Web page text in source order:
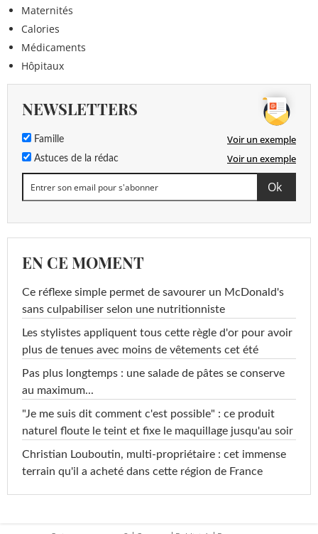
Maternités
Calories
Médicaments
Hôpitaux
NEWSLETTERS
Famille Voir un exemple
Astuces de la rédac Voir un exemple
EN CE MOMENT
Ce réflexe simple permet de savourer un McDonald's
sans culpabiliser selon une nutritionniste
Les stylistes appliquent tous cette règle d'or pour avoir
plus de tenues avec moins de vêtements cet été
Pas plus longtemps : une salade de pâtes se conserve
au maximum...
"Je me suis dit comment c'est possible" : ce produit
naturel floute le teint et fixe le maquillage jusqu'au soir
Christian Louboutin, multi-propriétaire : cet immense
terrain qu'il a acheté dans cette région de France